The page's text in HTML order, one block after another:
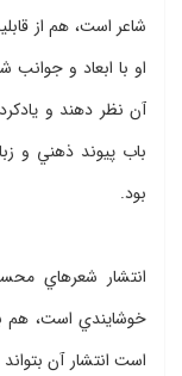
شاعر است، هم از
او با ابعاد و جوانب
آن نظر دهند و
باب پيوند ذهني و
بود.
انتشار شعرهاي
خوشايندي است، هم
است انتشار آن